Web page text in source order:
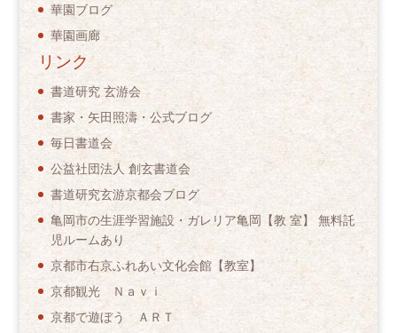
華園ブログ
華園画廊
リンク
書道研究 玄游会
書家・矢田照濤・公式ブログ
毎日書道会
公益社団法人 創玄書道会
書道研究玄游京都会ブログ
亀岡市の生涯学習施設・ガレリア亀岡【教 室】 無料託
児ルームあり
京都市右京ふれあい文化会館【教室】
京都観光 Ｎａｖｉ
京都で遊ぼう ＡＲＴ